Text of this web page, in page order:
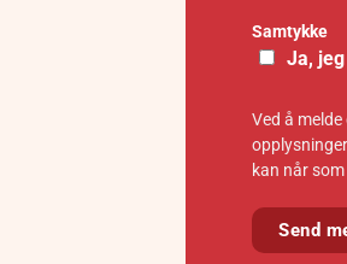
Samtykke
Ja,
Ved å
kan når